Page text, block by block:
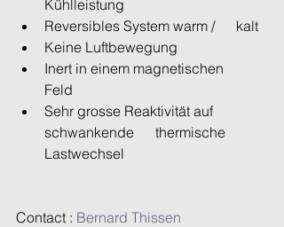
Kühlleistung
Reversibles System warm /      kalt
Keine Luftbewegung
Inert in einem magnetischen
Feld
Sehr grosse Reaktivität auf
schwankende      thermische
Lastwechsel
Contact : Bernard Thissen